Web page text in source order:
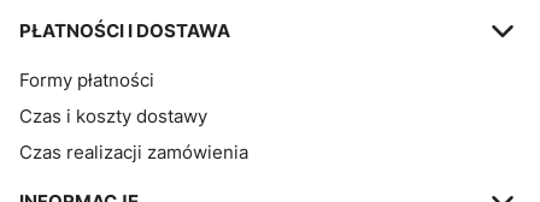
PŁATNOŚCI I DOSTAWA
Formy płatności
Czas i koszty dostawy
Czas realizacji zamówienia